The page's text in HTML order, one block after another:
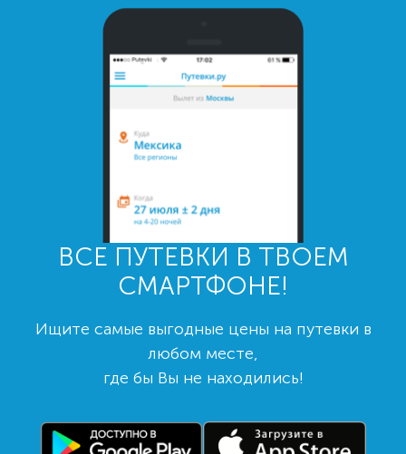
ВСЕ ПУТЕВКИ В ТВОЕМ
СМАРТФОНЕ!
Ищите самые выгодные цены на путевки в
любом месте,
где бы Вы не находились!